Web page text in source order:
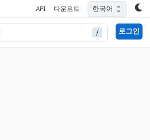
API 다운로드 한국어
/ 로그인